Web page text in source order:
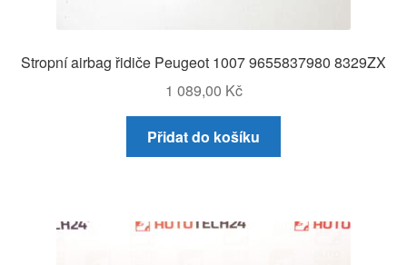
Stropní airbag řidiče Peugeot 1007 9655837980 8329ZX
1 089,00 Kč
Přidat do košíku